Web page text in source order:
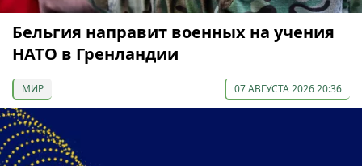
Бельгия направит военных на учения
НАТО в Гренландии
МИР 07 АВГУСТА 2026 20:36